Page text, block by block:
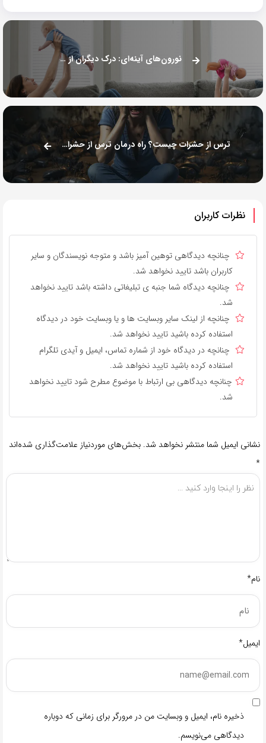
نورون‌های آینه‌ای: درک دیگران از طریق تقلید
ترس از حشرات چیست؟ راه درمان ترس از حشرات کدام است؟
نظرات کاربران
چنانچه دیدگاهی توهین آمیز باشد و متوجه نویسندگان و سایر
کاربران باشد تایید نخواهد شد.
چنانچه دیدگاه شما جنبه ی تبلیغاتی داشته باشد تایید نخواهد
شد.
چنانچه از لینک سایر وبسایت ها و یا وبسایت خود در دیدگاه
استفاده کرده باشید تایید نخواهد شد.
چنانچه در دیدگاه خود از شماره تماس، ایمیل و آیدی تلگرام
استفاده کرده باشید تایید نخواهد شد.
چنانچه دیدگاهی بی ارتباط با موضوع مطرح شود تایید نخواهد
شد.
نشانی ایمیل شما منتشر نخواهد شد. بخش‌های موردنیاز علامت‌گذاری شده‌اند
*
نام*
ایمیل*
ذخیره نام، ایمیل و وبسایت من در مرورگر برای زمانی که دوباره
دیدگاهی می‌نویسم.